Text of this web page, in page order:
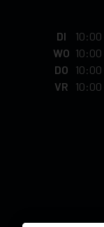
DI
10:00
WO 10:00
DO
10:00
VR
10:00